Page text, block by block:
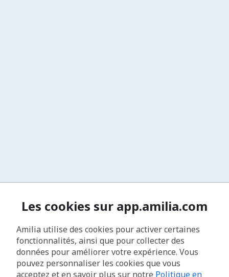
Les cookies sur app.amilia.com
Amilia utilise des cookies pour activer certaines
fonctionnalités, ainsi que pour collecter des
données pour améliorer votre expérience. Vous
pouvez personnaliser les cookies que vous
acceptez et en savoir plus sur notre Politique en